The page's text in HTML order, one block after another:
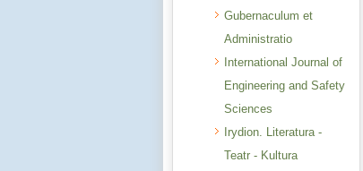
Gubernaculum et
Administratio
International Journal of
Engineering and Safety
Sciences
Irydion. Literatura -
Teatr - Kultura